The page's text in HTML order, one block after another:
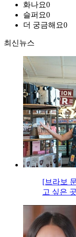
화나요0
슬퍼요0
더 궁금해요0
최신뉴스
[브라보
고 싶은 곳